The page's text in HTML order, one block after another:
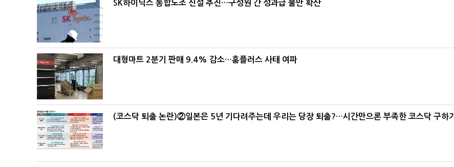
SK하이닉스 통합노조 신설 추진…구성원 간 성과급 불만 확산
대형마트 2분기 판매 9.4% 감소…홈플러스 사태 여파
(코스닥 퇴출 논란)②일본은 5년 기다려주는데 우리는 당장 퇴출?…시간만으론 부족한 코스닥 구하기